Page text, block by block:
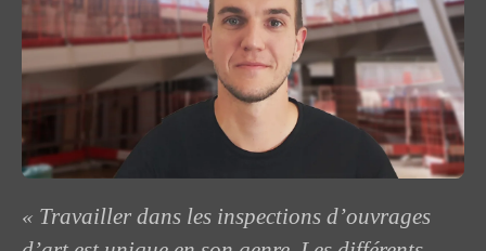
« Travailler dans les inspections d’ouvrages